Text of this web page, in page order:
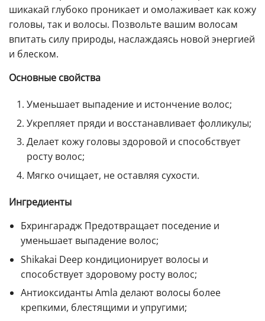
шикакай глубоко проникает и омолаживает как кожу
головы, так и волосы. Позвольте вашим волосам
впитать силу природы, наслаждаясь новой энергией
и блеском.
Основные свойства
Уменьшает выпадение и истончение волос;
Укрепляет пряди и восстанавливает фолликулы;
Делает кожу головы здоровой и способствует
росту волос;
Мягко очищает, не оставляя сухости.
Ингредиенты
Бхрингарадж Предотвращает поседение и
уменьшает выпадение волос;
Shikakai Deep кондиционирует волосы и
способствует здоровому росту волос;
Антиоксиданты Amla делают волосы более
крепкими, блестящими и упругими;